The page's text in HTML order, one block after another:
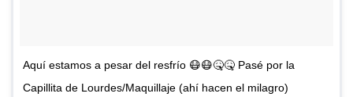
Aquí estamos a pesar del resfrío 😷😷🤒🤒 Pasé por la
Capillita de Lourdes/Maquillaje (ahí hacen el milagro)